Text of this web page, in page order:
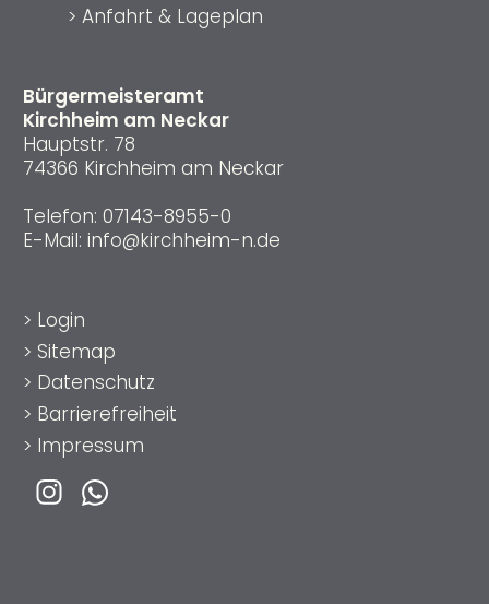
Bürgermeisteramt
Kirchheim am Neckar
Hauptstr. 78
74366 Kirchheim am Neckar
Telefon: 07143-8955-0
E-Mail: info@kirchheim-n.de
> Anfahrt & Lageplan
> Login
> Sitemap
> Datenschutz
> Barrierefreiheit
> Impressum